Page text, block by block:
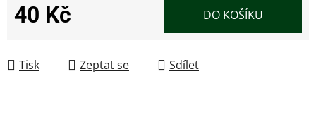
40 Kč DO KOŠÍKU
Tisk Zeptat se Sdílet